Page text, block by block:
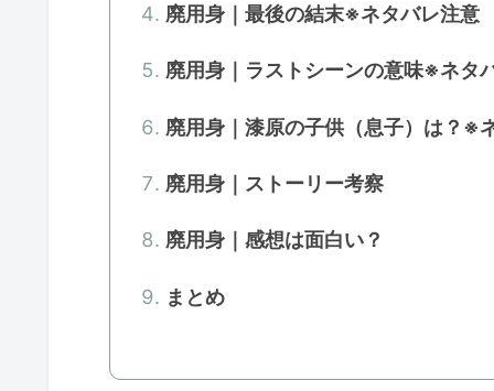
廃用身｜最後の結末※ネタバレ注意
廃用身｜ラストシーンの意味※ネタ
廃用身｜漆原の子供（息子）は？※
廃用身｜ストーリー考察
廃用身｜感想は面白い？
まとめ